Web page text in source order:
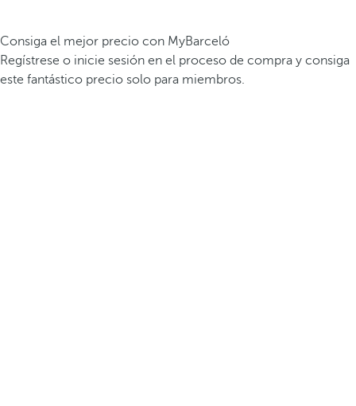
Consiga el mejor precio con MyBarceló
Regístrese o inicie sesión en el proceso de compra y consiga
este fantástico precio solo para miembros.